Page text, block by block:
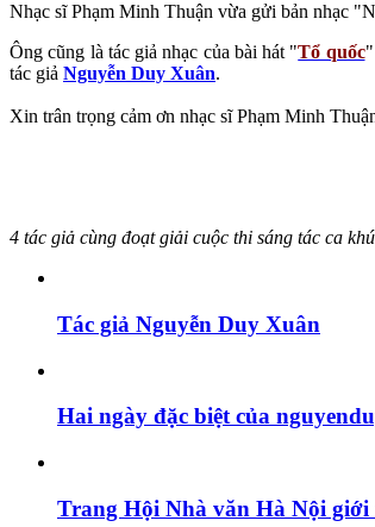
Nhạc sĩ Phạm Minh Thuận vừa gửi bản nhạc
Ông cũng là tác giả nhạc của bài hát "Tổ quốc"
tác giả Nguyễn Duy Xuân.
Xin trân trọng cảm ơn nhạc sĩ Phạm Minh
4 tác giả cùng đoạt giải cuộc thi sáng tác ca
Tác giả Nguyễn Duy Xuân
Hai ngày đặc biệt của
Trang Hội Nhà văn Hà Nội